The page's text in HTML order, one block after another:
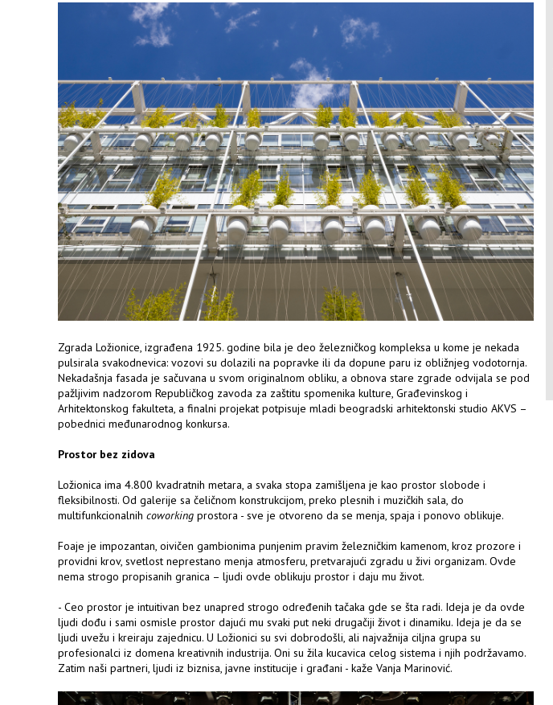
Zgrada Ložionice, izgrađena 1925. godine bila je deo železničkog kompleksa u kome je nekada
pulsirala svakodnevica: vozovi su dolazili na popravke ili da dopune paru iz obližnjeg vodotornja.
Nekadašnja fasada je sačuvana u svom originalnom obliku, a obnova stare zgrade odvijala se pod
pažljivim nadzorom Republičkog zavoda za zaštitu spomenika kulture, Građevinskog i
Arhitektonskog fakulteta, a finalni projekat potpisuje mladi beogradski arhitektonski studio AKVS –
pobednici međunarodnog konkursa.
Prostor bez zidova
Ložionica ima 4.800 kvadratnih metara, a svaka stopa zamišljena je kao prostor slobode i
fleksibilnosti. Od galerije sa čeličnom konstrukcijom, preko plesnih i muzičkih sala, do
multifunkcionalnih coworking prostora - sve je otvoreno da se menja, spaja i ponovo oblikuje.
Foaje je impozantan, oivičen gambionima punjenim pravim železničkim kamenom, kroz prozore i
providni krov, svetlost neprestano menja atmosferu, pretvarajući zgradu u živi organizam. Ovde
nema strogo propisanih granica – ljudi ovde oblikuju prostor i daju mu život.
- Ceo prostor je intuitivan bez unapred strogo određenih tačaka gde se šta radi. Ideja je da ovde
ljudi dođu i sami osmisle prostor dajući mu svaki put neki drugačiji život i dinamiku. Ideja je da se
ljudi uvežu i kreiraju zajednicu. U Ložionici su svi dobrodošli, ali najvažnija ciljna grupa su
profesionalci iz domena kreativnih industrija. Oni su žila kucavica celog sistema i njih podržavamo.
Zatim naši partneri, ljudi iz biznisa, javne institucije i građani - kaže Vanja Marinović.